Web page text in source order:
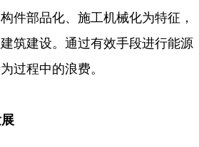
件部品化、施工机械化为特征，
筑建设。通过有效手段进行能源
过程中的浪费。